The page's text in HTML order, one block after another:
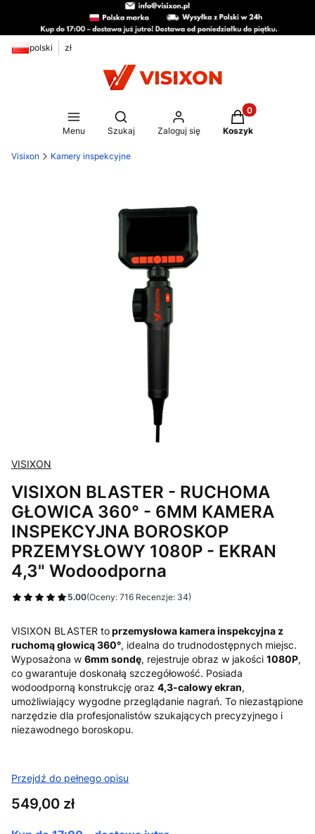
polski zł
Menu
Otwórz wyszukiwarkę
Szukaj Zaloguj się
Produkty w
Koszyk
Visixon Kamery inspekcyjne
VISIXON
VISIXON BLASTER - RUCHOMA
GŁOWICA 360° - 6MM KAMERA
INSPEKCYJNA BOROSKOP
PRZEMYSŁOWY 1080P - EKRAN
4,3" Wodoodporna
5.00(Oceny: 716 Recenzje: 34)
VISIXON BLASTER toprzemysłowa kamera inspekcyjna z
ruchomą głowicą 360°, idealna do trudnodostępnych miejsc.
Wyposażona w 6mm sondę, rejestruje obraz w jakości 1080P,
co gwarantuje doskonałą szczegółowość. Posiada
wodoodporną konstrukcję oraz 4,3-calowy ekran,
umożliwiający wygodne przeglądanie nagrań. To niezastąpione
narzędzie dla profesjonalistów szukających precyzyjnego i
niezawodnego boroskopu.
Przejdź do pełnego opisu
Cena
549,00 zł